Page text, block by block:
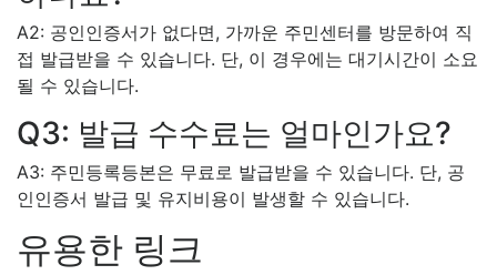
A2: 공인인증서가 없다면, 가까운 주민센터를 방문하여 직
접 발급받을 수 있습니다. 단, 이 경우에는 대기시간이 소요
될 수 있습니다.
Q3: 발급 수수료는 얼마인가요?
A3: 주민등록등본은 무료로 발급받을 수 있습니다. 단, 공
인인증서 발급 및 유지비용이 발생할 수 있습니다.
유용한 링크